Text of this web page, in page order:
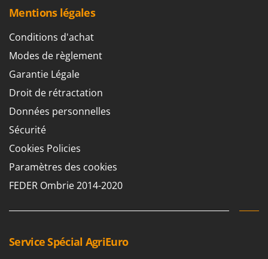
Master
Masterpro
McCulloch
MCH
Michelin
Mille
Minox
Mockmill
More than chef
MOSA
MTD
Mentions légales
Conditions d'achat
Modes de règlement
Garantie Légale
Droit de rétractation
Données personnelles
Sécurité
Cookies Policies
Paramètres des cookies
FEDER Ombrie 2014-2020
Service Spécial AgriEuro